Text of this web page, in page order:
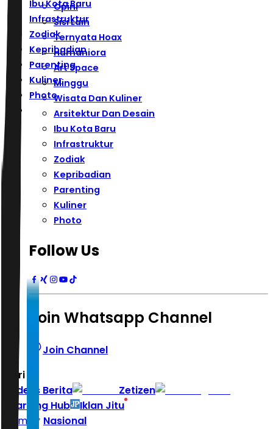
Ibu Kota Baru
Infrastruktur
Zodiak
Kepribadian
Parenting
Kuliner
Photo
Opini
Sisi Lain
Ternyata Hoax
Humaniora
Art Space
Minggu
Wisata Dan Kuliner
Arsitektur Dan Desain
Ibu Kota Baru
Infrastruktur
Zodiak
Kepribadian
Parenting
Kuliner
Photo
Follow Us
Join Whatsapp Channel
Join Channel
Hari ini
Indeks Berita
Zetizen
Learning Hub
Iklan Jitu
Home
Nasional